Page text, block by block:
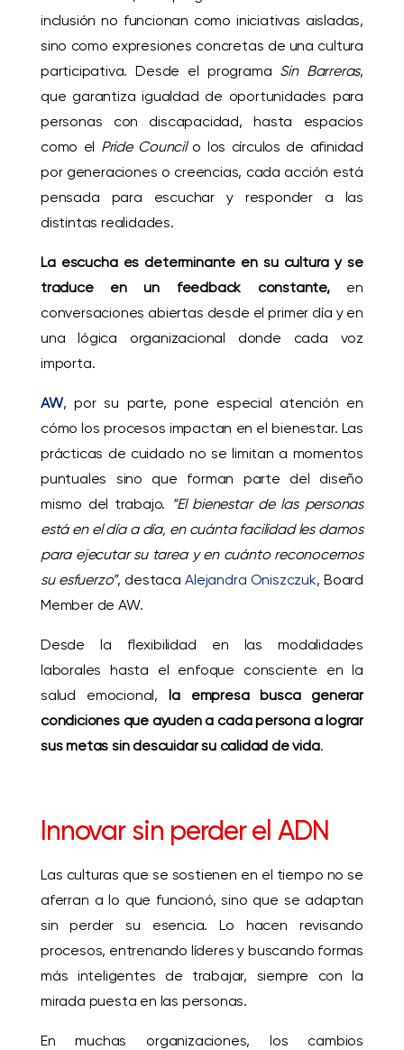
inclusión no funcionan como iniciativas aisladas,
sino como expresiones concretas de una cultura
participativa. Desde el programa Sin Barreras,
que garantiza igualdad de oportunidades para
personas con discapacidad, hasta espacios
como el Pride Councilo los círculos de afinidad
por generaciones o creencias, cada acción está
pensada para escuchar y responder a las
distintas realidades.
La escucha es determinante en su cultura y se
traduce en un feedback constante,en
conversaciones abiertas desde el primer día y en
una lógica organizacional donde cada voz
importa.
AW, por su parte, pone especial atención en
cómo los procesos impactan en el bienestar. Las
prácticas de cuidado no se limitan a momentos
puntuales sino que forman parte del diseño
mismo del trabajo. “El bienestar de las personas
está en el día a día, en cuánta facilidad les damos
para ejecutar su tarea y en cuánto reconocemos
su esfuerzo”, destacaAlejandra Oniszczuk, Board
Member deAW.
Desde la flexibilidad en las modalidades
laborales hasta el enfoque consciente en la
salud emocional,la empresa busca generar
condiciones que ayuden a cada persona a lograr
sus metas sin descuidar su calidad de vida.
Innovar sin perder el ADN
Las culturas que se sostienen en el tiempo no se
aferran a lo que funcionó, sino que se adaptan
sin perder su esencia. Lo hacen revisando
procesos, entrenando líderes y buscando formas
más inteligentes de trabajar, siempre con la
mirada puesta en las personas.
En muchas organizaciones, los cambios